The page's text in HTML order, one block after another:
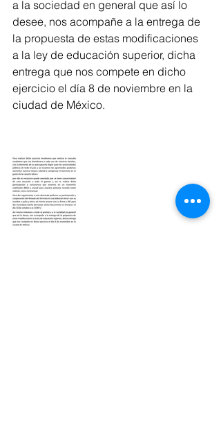
a la sociedad en general que así lo
desee, nos acompañe a la entrega de
la propuesta de estas modificaciones
a la ley de educación superior, dicha
entrega que nos compete en dicho
ejercicio el día 8 de noviembre en la
ciudad de México.